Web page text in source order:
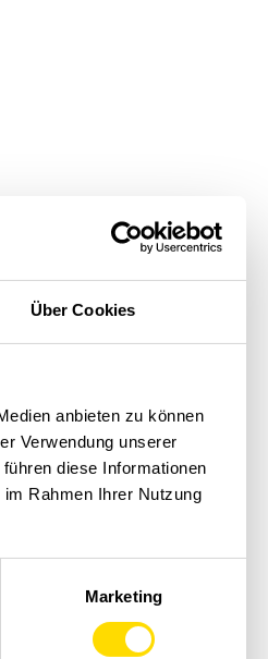
Über Cookies
anbieten zu können
Verwendung unserer
diese Informationen
Rahmen Ihrer Nutzung
Marketing